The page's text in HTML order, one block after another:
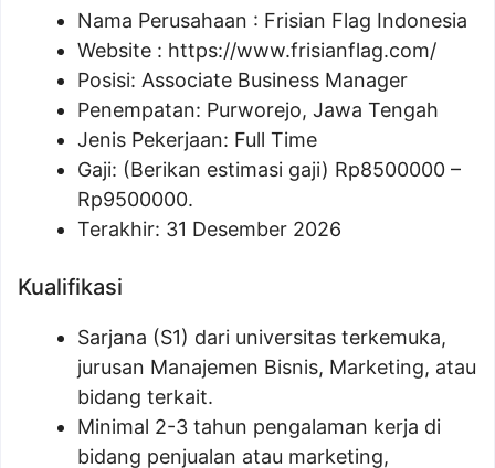
Nama Perusahaan : Frisian Flag Indonesia
Website : https://www.frisianflag.com/
Posisi: Associate Business Manager
Penempatan: Purworejo, Jawa Tengah
Jenis Pekerjaan: Full Time
Gaji: (Berikan estimasi gaji) Rp8500000 –
Rp9500000.
Terakhir: 31 Desember 2026
Kualifikasi
Sarjana (S1) dari universitas terkemuka,
jurusan Manajemen Bisnis, Marketing, atau
bidang terkait.
Minimal 2-3 tahun pengalaman kerja di
bidang penjualan atau marketing,